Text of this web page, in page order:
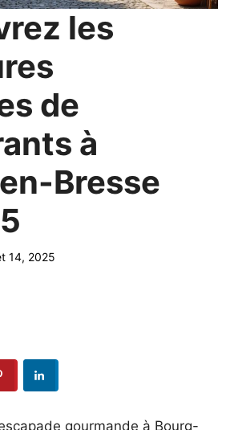
les
de
à
Bresse
14, 2025
gourmande à Bourg-